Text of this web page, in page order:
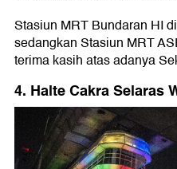
Stasiun MRT Bundaran HI
sedangkan Stasiun MRT
terima kasih atas adanya
4. Halte Cakra Selaras